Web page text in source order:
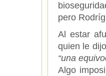
pero
Al estar
quien le
“una
Algo